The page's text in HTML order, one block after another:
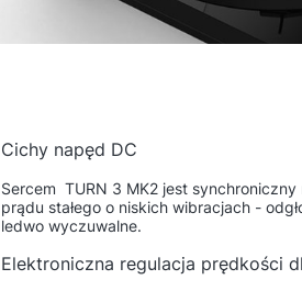
Cichy napęd DC
Sercem TURN 3 MK2 jest
prądu stałego o niskich wibracjach -
ledwo wyczuwalne.
Elektroniczna regulacja prędkości